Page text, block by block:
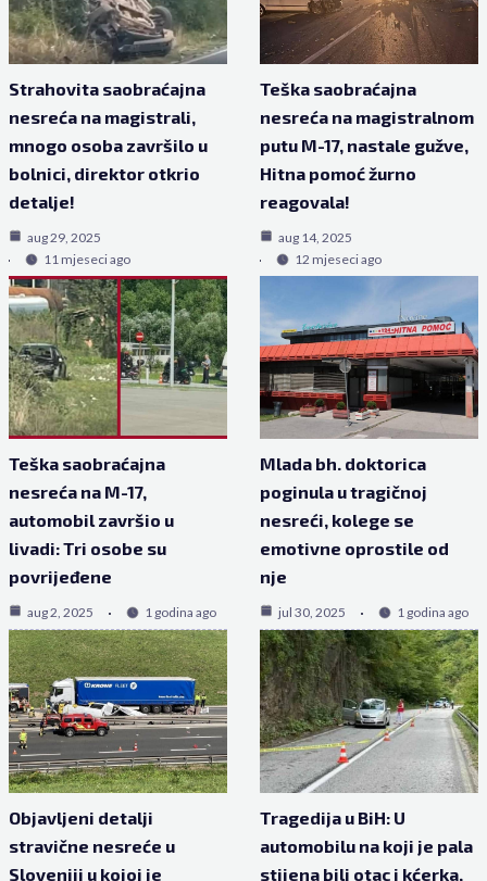
Strahovita saobraćajna
nesreća na magistrali,
mnogo osoba završilo u
bolnici, direktor otkrio
detalje!
aug 29, 2025
11 mjeseci ago
Teška saobraćajna
nesreća na magistralnom
putu M-17, nastale gužve,
Hitna pomoć žurno
reagovala!
aug 14, 2025
12 mjeseci ago
Teška saobraćajna
nesreća na M-17,
automobil završio u
livadi: Tri osobe su
povrijeđene
aug 2, 2025 1 godina ago
Mlada bh. doktorica
poginula u tragičnoj
nesreći, kolege se
emotivne oprostile od
nje
jul 30, 2025 1 godina ago
Objavljeni detalji
stravične nesreće u
Sloveniji u kojoj je
Tragedija u BiH: U
automobilu na koji je pala
stijena bili otac i kćerka,